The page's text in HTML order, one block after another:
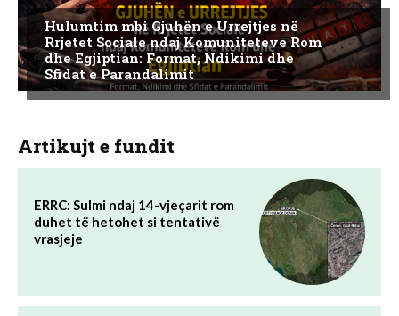
Hulumtim mbi Gjuhën e Urrejtjes në
Rrjetet Sociale ndaj Komuniteteve Rom
dhe Egjiptian: Format, Ndikimi dhe
Sfidat e Parandalimit
Artikujt e fundit
ERRC: Sulmi ndaj 14-vjeçarit rom
duhet të hetohet si tentativë
vrasjeje